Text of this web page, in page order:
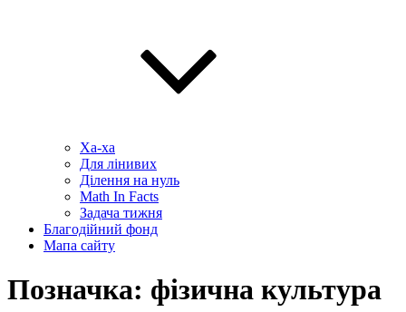
Ха-ха
Для лінивих
Ділення на нуль
Math In Facts
Задача тижня
Благодійний фонд
Мапа сайту
Позначка: фізична культура